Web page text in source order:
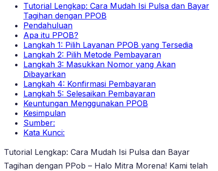
Tutorial Lengkap: Cara Mudah Isi Pulsa dan Bayar
Tagihan dengan PPOB
Pendahuluan
Apa itu PPOB?
Langkah 1: Pilih Layanan PPOB yang Tersedia
Langkah 2: Pilih Metode Pembayaran
Langkah 3: Masukkan Nomor yang Akan
Dibayarkan
Langkah 4: Konfirmasi Pembayaran
Langkah 5: Selesaikan Pembayaran
Keuntungan Menggunakan PPOB
Kesimpulan
Sumber:
Kata Kunci:
Tutorial Lengkap: Cara Mudah Isi Pulsa dan Bayar
Tagihan dengan PPob – Halo Mitra Morena! Kami telah